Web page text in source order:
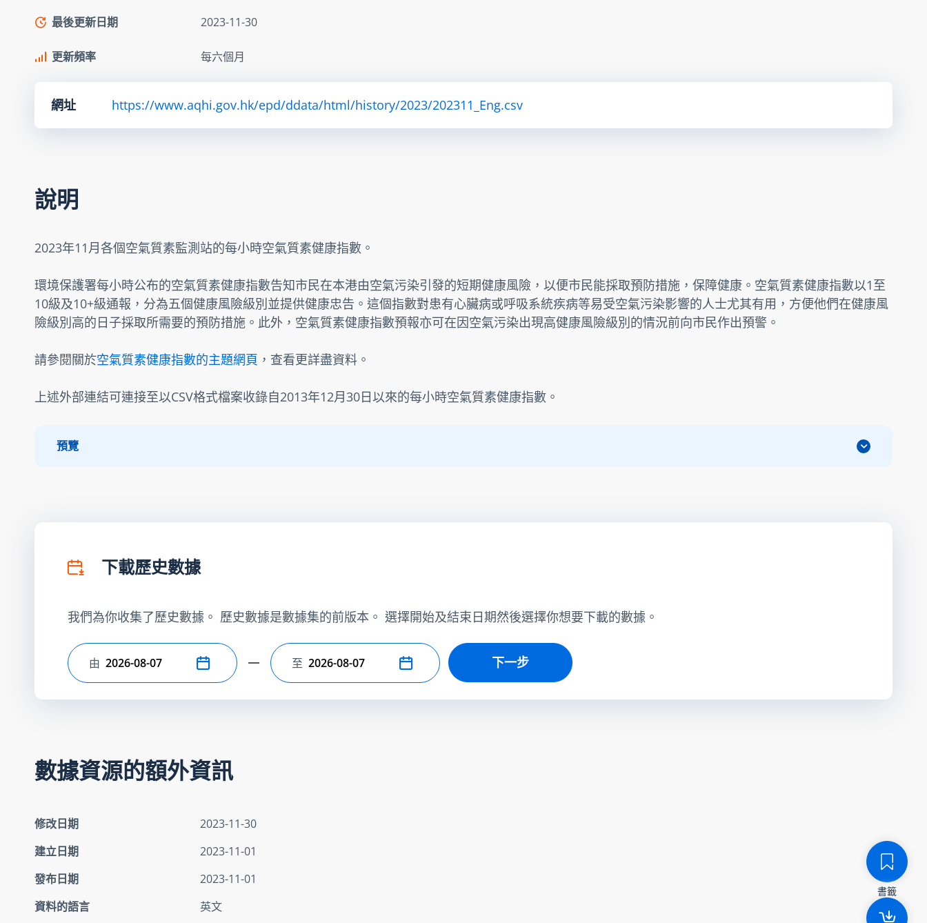
最後更新日期 2023-11-30
更新頻率 每六個月
網址 https://www.aqhi.gov.hk/epd/ddata/html/history/2023/202311_Eng.csv
說明
2023年11月各個空氣質素監測站的每小時空氣質素健康指數。
環境保護署每小時公布的空氣質素健康指數告知市民在本港由空氣污染引發的短期健康風險，以便市民能採取預防措施，保障健康。空氣質素健康指數以1至
10級及10+級通報，分為五個健康風險級別並提供健康忠告。這個指數對患有心臟病或呼吸系統疾病等易受空氣污染影響的人士尤其有用，方便他們在健康風
險級別高的日子採取所需要的預防措施。此外，空氣質素健康指數預報亦可在因空氣污染出現高健康風險級別的情況前向市民作出預警。
請參閱關於空氣質素健康指數的主題網頁 ，查看更詳盡資料。
上述外部連結可連接至以CSV格式檔案收錄自2013年12月30日以來的每小時空氣質素健康指數。
預覽
下載歷史數據
我們為你收集了歷史數據。 歷史數據是數據集的前版本。 選擇開始及結束日期然後選擇你想要下載的數據。
選擇開始日期
由 選擇結束日期
至 下一步
數據資源的額外資訊
修改日期
2023-11-30
建立日期
2023-11-01
發布日期
2023-11-01
資料的語言
英文
書籤